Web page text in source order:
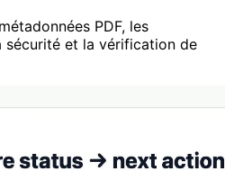
PDF, les
sécurité et la vérification de